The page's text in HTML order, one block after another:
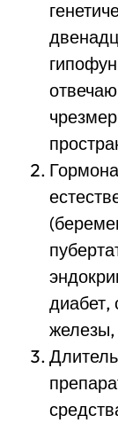
диабет,
железы,